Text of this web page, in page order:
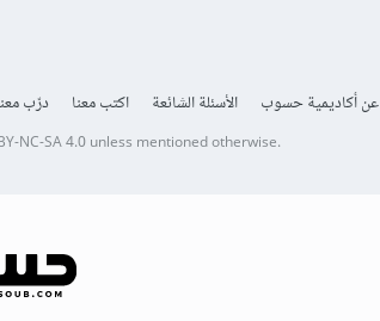
عن أكاديمية حسوب الأسئلة الشائعة اكتب معنا درّب
NC-SA 4.0unless mentioned otherwise.